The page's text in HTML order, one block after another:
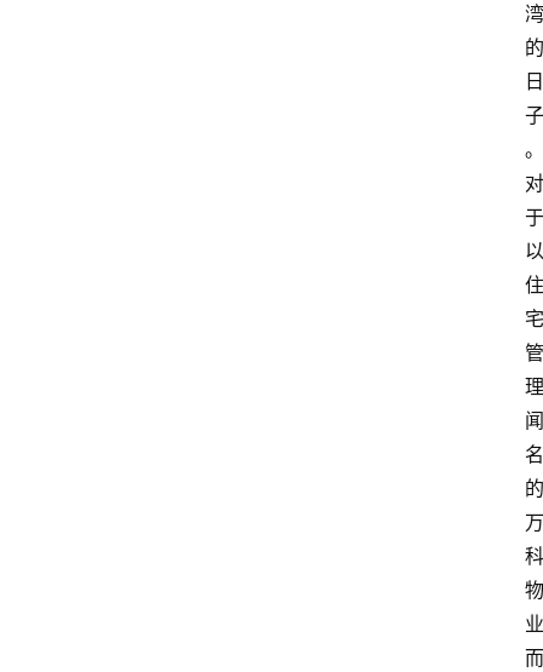
湾
的
日
子
。
对
于
以
住
宅
管
理
闻
名
的
万
科
物
业
而